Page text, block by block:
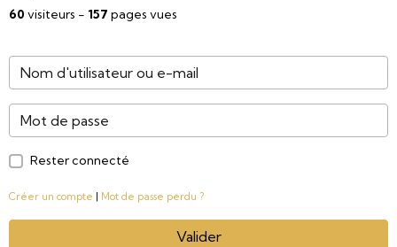
60 visiteurs - 157 pages vues
Rester connecté
Créer un compte Mot de passe perdu ?
Valider